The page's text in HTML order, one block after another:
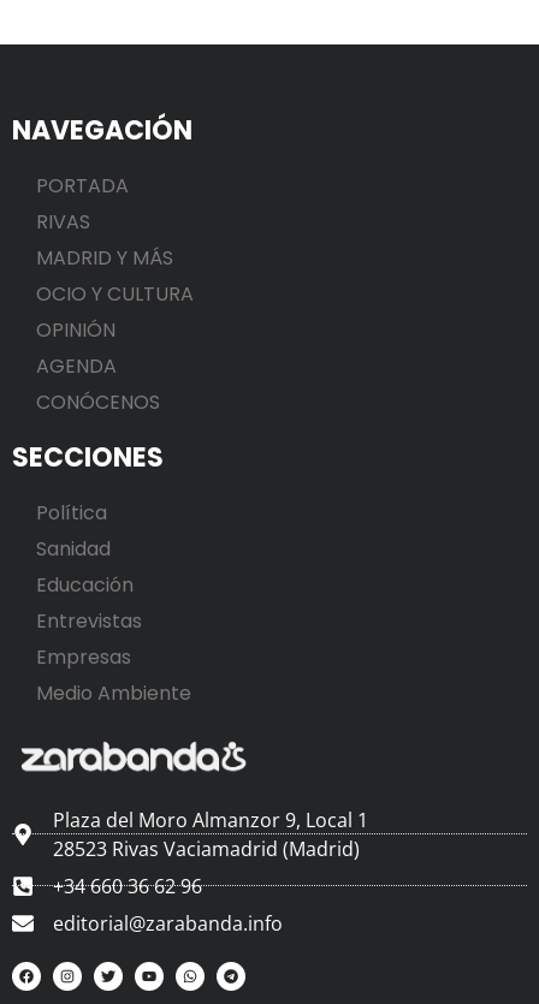
NAVEGACIÓN
PORTADA
RIVAS
MADRID Y MÁS
OCIO Y CULTURA
OPINIÓN
AGENDA
CONÓCENOS
SECCIONES
Política
Sanidad
Educación
Entrevistas
Empresas
Medio Ambiente
Plaza del Moro Almanzor 9, Local 1
28523 Rivas Vaciamadrid (Madrid)
+34 660 36 62 96
editorial@zarabanda.info